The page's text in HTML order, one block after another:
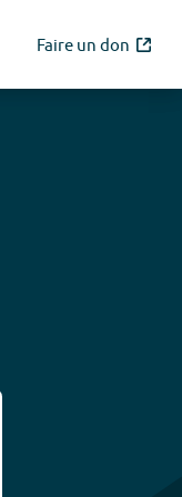
Faire un don